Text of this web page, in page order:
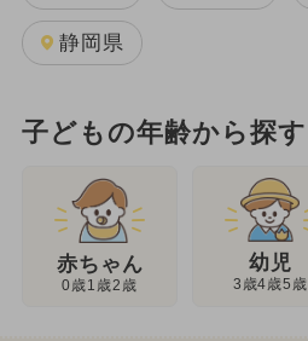
静岡県
子どもの年齢から探す
赤ちゃん
0歳1歳2歳
幼児
3歳4歳5歳